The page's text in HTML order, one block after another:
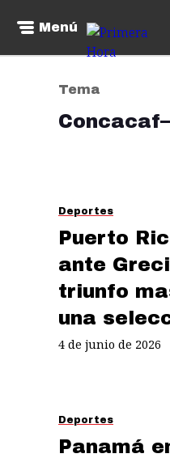
Menú
Tema
Concacaf
Deportes
Puerto
ante
triunfo
una
4 de junio de 2026
Deportes
Panamá